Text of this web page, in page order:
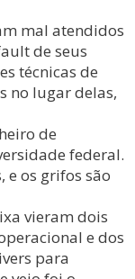
mal atendidos
de seus
técnicas de
no lugar delas,
de
federal.
e os grifos são
vieram dois
e dos
para